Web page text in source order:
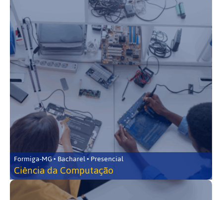
Formiga-MG • Bacharel • Presencial
Ciência da Computação